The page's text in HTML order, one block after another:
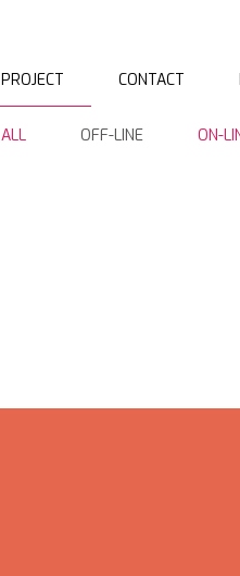
PROJECT
ALL OFF-LINE ON-
CONTACT